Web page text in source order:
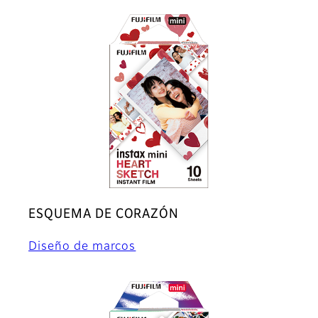
ESQUEMA DE CORAZÓN
Diseño de marcos